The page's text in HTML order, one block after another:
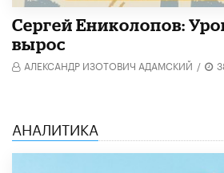
Cергей Ениколопов:
вырос
АЛЕКСАНДР ИЗОТОВИЧ АДАМСКИЙ /
АНАЛИТИКА